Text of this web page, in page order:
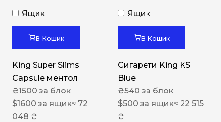
Ящик
В Кошик
King Super Slims
Capsule ментол
₴1500 за блок
$1600 за ящик≈ 72
048 ₴
Ящик
В Кошик
Сигарети King KS
Blue
₴540 за блок
$500 за ящик≈ 22 515
₴